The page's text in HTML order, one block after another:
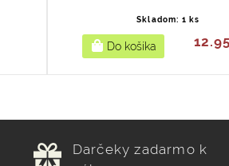
Skladom: 1 ks
Darčeky zadarmo k